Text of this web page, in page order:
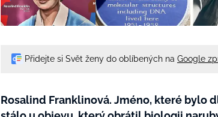
Přidejte si Svět ženy do oblíbených na Google
Rosalind Franklinová. Jméno, které bylo